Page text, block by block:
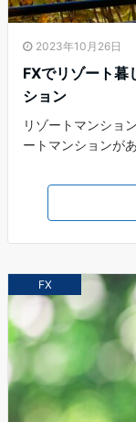
2023年10月26日
FXでリゾート暮
ション
リゾートマンショ
ートマンションが
FX